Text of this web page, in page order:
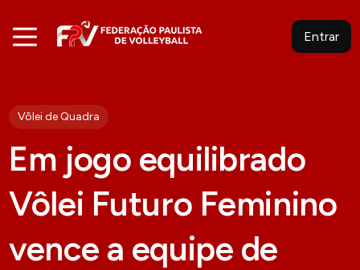
Entrar
Vôlei de Quadra
Em jogo equilibrado
Vôlei Futuro Feminino
vence a equipe de